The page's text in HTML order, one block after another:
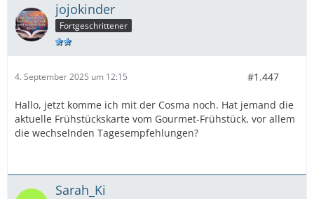
jojokinder
Fortgeschrittener
4. September 2025 um 12:15 #1.447
Hallo, jetzt komme ich mit der Cosma noch. Hat jemand die
aktuelle Frühstückskarte vom Gourmet-Frühstück, vor allem
die wechselnden Tagesempfehlungen?
Sarah_Ki